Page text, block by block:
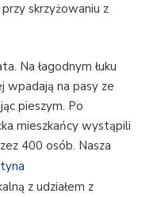
skrzyżowaniu z
Na łagodnym łuku
wpadają na pasy ze
pieszym. Po
mieszkańcy wystąpili
400 osób. Nasza
z udziałem z